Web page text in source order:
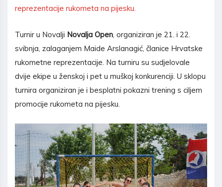
reprezentacije rukometa na pijesku.
Turnir u Novalji Novalja Open, organiziran je 21. i 22.
svibnja, zalaganjem Maide Arslanagić, članice Hrvatske
rukometne reprezentacije. Na turniru su sudjelovale
dvije ekipe u ženskoj i pet u muškoj konkurenciji. U sklopu
turnira organiziran je i besplatni pokazni trening s ciljem
promocije rukometa na pijesku.